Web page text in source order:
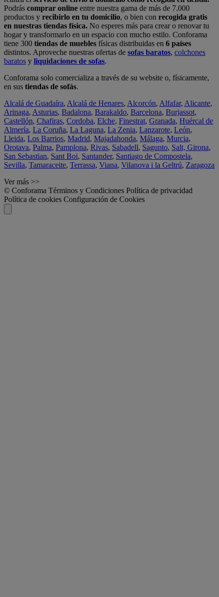
Podrás comprar online entre nuestra gama de más de 7.000
productos y recibirlo en tu domicilio, o bien con recogida gratis
en nuestras tiendas física. No esperes más para crear o renovar tu
hogar y transformarlo en un espacio con mucho estilo. Conforama
tiene 300 tiendas de muebles físicas distribuidas en 6 países
distintos. Aproveche nuestras ofertas de sofas baratos, colchones
baratos y liquidaciones de sofas.
Conforama solo comercializa a través de su website o, físicamente,
en sus tiendas de sofás.
Alcalá de Guadaíra, Alcalá de Henares, Alcorcón, Alfafar, Alicante,
Arinaga, Asturias, Badalona, Barakaldo, Barcelona, Burjassot,
Castellón, Chafiras, Cordoba, Elche, Finestrat, Granada, Huércal de
Almería, La Coruña, La Laguna, La Zenia, Lanzarote, León,
Lleida, Los Barrios, Madrid, Majadahonda, Málaga, Murcia,
Orotava, Palma, Pamplona, Rivas, Sabadell, Sagunto, Salt, Girona,
San Sebastian, Sant Boi, Santander, Santiago de Compostela,
Sevilla, Tamaraceite, Terrassa, Viana, Vilanova i la Geltrú, Zaragoza
Ver más >>
© Conforama Términos y Condiciones Política de privacidad
Política de cookies Configuración de Cookies